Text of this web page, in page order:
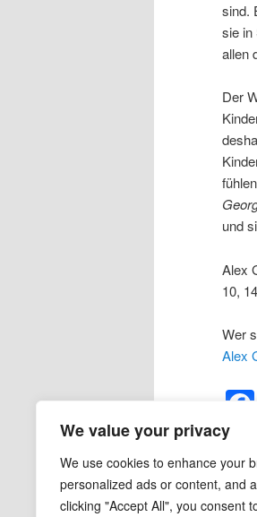
We value your privacy
We use cookies to enhance your
personalized ads or content, and
clicking "Accept All", you consent
sind.
sie in
allen
Der
und
Alex
10,
Wer
Alex